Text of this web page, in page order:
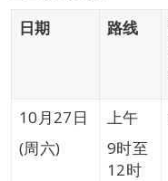
日期
路线
10月27日
(周六)
上午
9时至
12时